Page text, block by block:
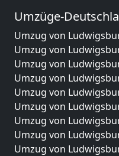
Umzüge-
Umzug von
Umzug von
Umzug von
Umzug von
Umzug von
Umzug von
Umzug von
Umzug von
Umzug von